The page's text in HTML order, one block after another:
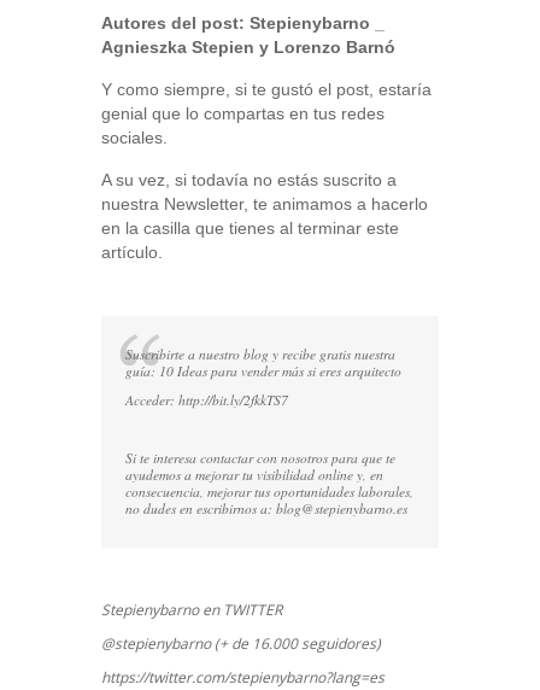
Autores del post: Stepienybarno
Agnieszka Stepien y Lorenzo Barnó
Y como siempre, si te gustó el post, estaría
genial que lo compartas en tus redes
sociales.
A su vez, si todavía no estás suscrito a
nuestra Newsletter, te animamos a hacerlo
en la casilla que tienes al terminar este
artículo.
Suscribirte a nuestro blog y recibe gratis nuestra
guía: 10 Ideas para vender más si eres arquitecto
Acceder: http://bit.ly/2fkkTS7
Si te interesa contactar con nosotros para que te
ayudemos a mejorar tu visibilidad online y, en
consecuencia, mejorar tus oportunidades laborales,
no dudes en escribirnos a: blog@stepienybarno.es
Stepienybarno en TWITTER
@stepienybarno (+ de 16.000 seguidores)
https://twitter.com/stepienybarno?lang=es